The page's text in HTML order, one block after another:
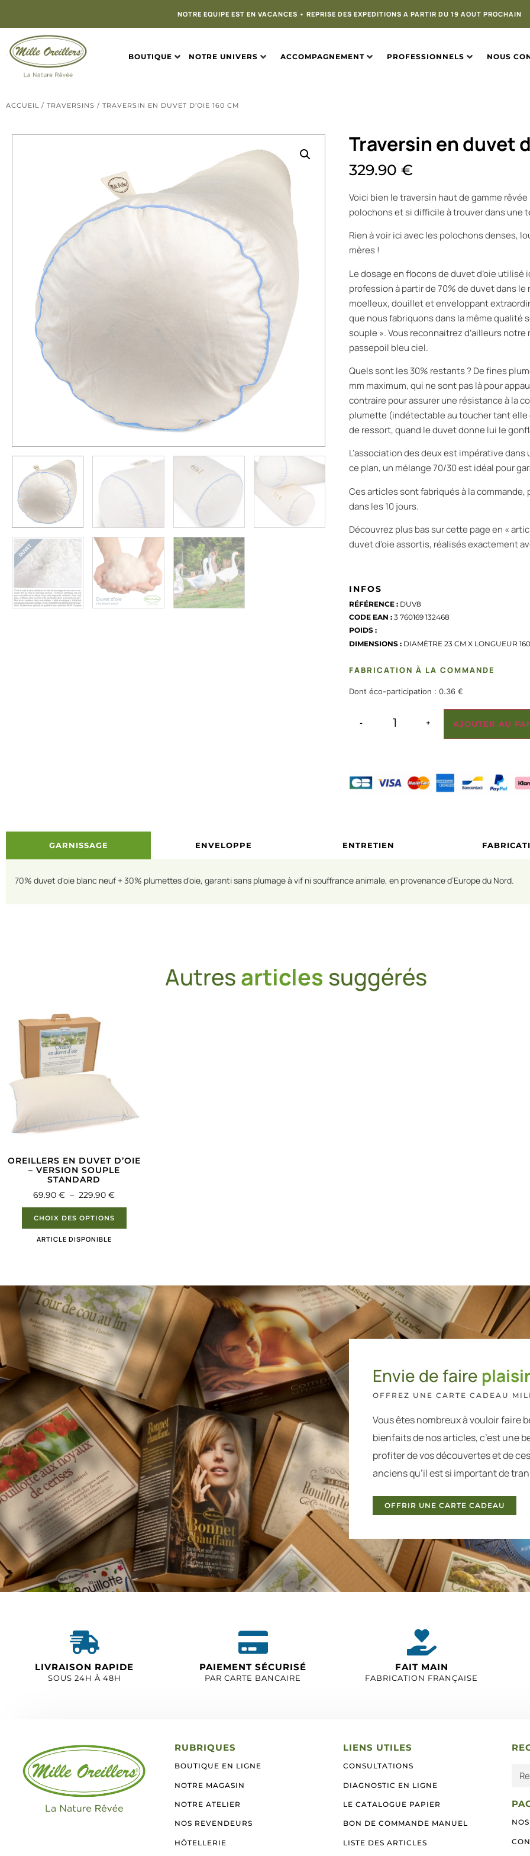
NOTRE EQUIPE EST EN VACANCES • REPRISE DES EXPEDITIONS A PARTIR DU 19 AOUT PROCHAIN
BOUTIQUE NOTRE UNIVERS ACCOMPAGNEMENT PROFESSIONNELS NOUS
ACCUEIL / TRAVERSINS / TRAVERSIN EN DUVET D’OIE 160 CM
Traversin en duvet
329.90 €
Voici bien le traversin haut de gamme
polochons et si difficile à trouver dans une
Rien à voir ici avec les polochons denses,
mères !
Le dosage en flocons de duvet d’oie utilisé
profession à partir de 70% de duvet dans
moelleux, douillet et enveloppant
que nous fabriquons dans la même qualité
souple ». Vous reconnaitrez d’ailleurs
passepoil bleu ciel.
Quels sont les 30% restants ? De fines
mm maximum, qui ne sont pas là pour
contraire pour assurer une résistance à la
plumette (indétectable au toucher tant
de ressort, quand le duvet donne lui le
L’association des deux est impérative
ce plan, un mélange 70/30 est idéal pour
Ces articles sont fabriqués à la
dans les 10 jours.
Découvrez plus bas sur cette page en «
duvet d’oie assortis, réalisés exactement
INFOS
RÉFÉRENCE : DUV8
CODE EAN : 3 760169 132468
POIDS :
DIMENSIONS : DIAMÈTRE 23 CM X LONGUEUR
FABRICATION À LA COMMANDE
Dont éco-participation : 0.36 €
- + AJOUTER AU
GARNISSAGE ENVELOPPE ENTRETIEN
70% duvet d'oie blanc neuf + 30% plumettes d'oie, garanti sans plumage à vif ni souffrance animale, en provenance d’Europe du Nord.
Autresarticles suggérés
OREILLERS EN DUVET D’OIE
– VERSION SOUPLE
STANDARD
69.90 € – 229.90 €
CHOIX DES OPTIONS
ARTICLE DISPONIBLE
Envie de faire
OFFREZ UNE CARTE CADEAU
Vous êtes nombreux à vouloir faire
bienfaits de nos articles, c’est une
profiter de vos découvertes et de
anciens qu’il est si important de
OFFRIR UNE CARTE CADEAU
LIVRAISON RAPIDE
SOUS 24H À 48H
PAIEMENT SÉCURISÉ
PAR CARTE BANCAIRE
FAIT MAIN
FABRICATION FRANÇAISE
RUBRIQUES
BOUTIQUE EN LIGNE
NOTRE MAGASIN
NOTRE ATELIER
NOS REVENDEURS
HÔTELLERIE
LIENS UTILES
CONSULTATIONS
DIAGNOSTIC EN LIGNE
LE CATALOGUE PAPIER
BON DE COMMANDE MANUEL
LISTE DES ARTICLES